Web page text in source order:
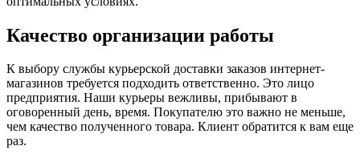
Качество организации работы
К выбору службы курьерской доставки заказов интернет-
магазинов требуется подходить ответственно. Это лицо
предприятия. Наши курьеры вежливы, прибывают в
оговоренный день, время. Покупателю это важно не меньше,
чем качество полученного товара. Клиент обратится к вам еще
раз.